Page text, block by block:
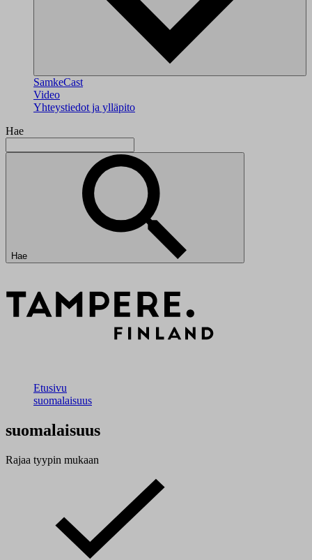
SamkeCast
Video
Yhteystiedot ja ylläpito
Hae
Hae
Etusivu
suomalaisuus
suomalaisuus
Rajaa tyypin mukaan